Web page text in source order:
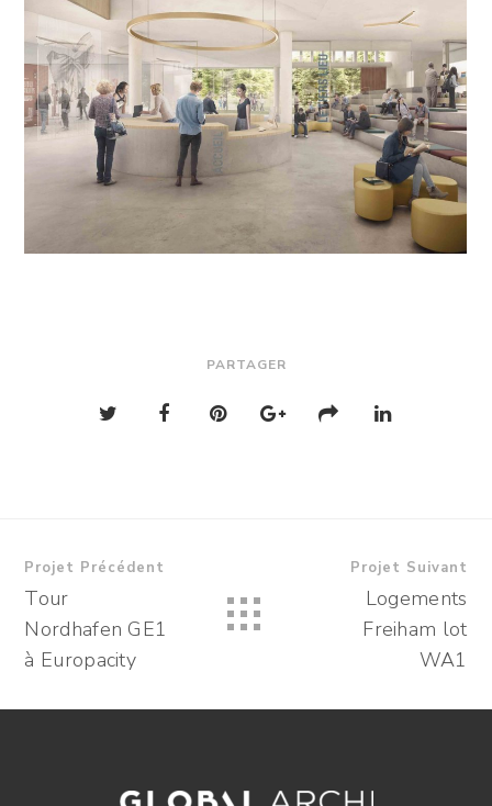
PARTAGER
Projet Précédent
Tour
Nordhafen GE1
à Europacity
Projet Suivant
Logements
Freiham lot
WA1